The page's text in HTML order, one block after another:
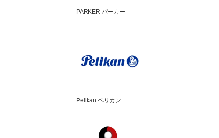
PARKER パーカー
Pelikan ペリカン